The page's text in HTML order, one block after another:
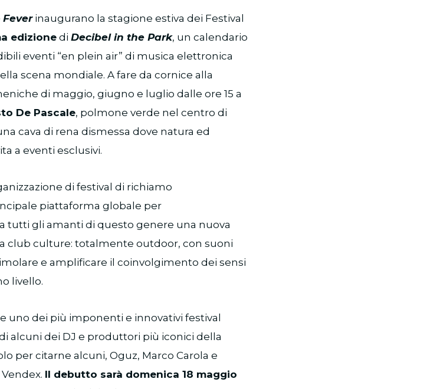
Feverinaugurano la stagione estiva dei Festival
edizione di Decibel in the Park, un calendario
eventi “en plein air” di musica elettronica
scena mondiale. A fare da cornice alla
di maggio, giugno e luglio dalle ore 15 a
De Pascale, polmone verde nel centro di
cava di rena dismessa dove natura ed
a eventi esclusivi.
di festival di richiamo
piattaforma globale per
tutti gli amanti di questo genere una nuova
club culture: totalmente outdoor, con suoni
e amplificare il coinvolgimento dei sensi
livello.
uno dei più imponenti e innovativi festival
alcuni dei DJ e produttori più iconici della
per citarne alcuni, Oguz, Marco Carola e
Il debutto sarà domenica 18 maggio